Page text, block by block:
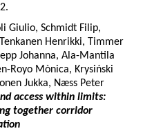
Giulio, Schmidt Filip,
Henrikki, Timmer
Johanna, Ala-Mantila
Royo Mònica, Krysiński
Jukka, Næss Peter
access within limits:
together corridor